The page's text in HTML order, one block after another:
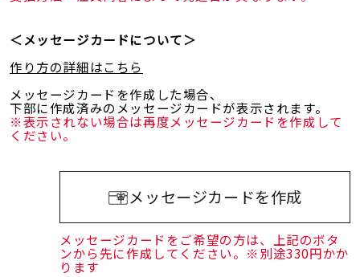
＜メッセージカードについて＞
作り方の詳細はこちら
メッセージカードを作成した場合、
下部に作成済みのメッセージカードが表示されます。
※表示されない場合は再度メッセージカードを作成して
ください。
メッセージカードを作成
メッセージカードをご希望の方は、上記のボタ
ンから先に作成してください。※別途330円かか
ります